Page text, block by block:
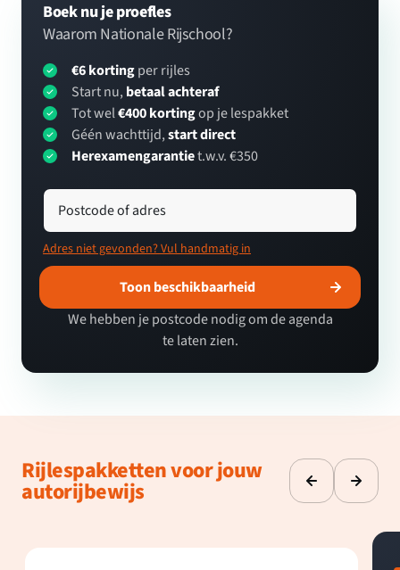
Boek nu je proefles
Waarom Nationale Rijschool?
€6 kortingper rijles
Start nu, betaal achteraf
Tot wel€400 kortingop je lespakket
Géén wachttijd,start direct
Herexamengarantiet.w.v. €350
Postcode of adres
Adres niet gevonden? Vul handmatig in
Toon beschikbaarheid
We hebben je postcode nodig om de agenda
te laten zien.
Rijlespakketten voor jouw
autorijbewijs